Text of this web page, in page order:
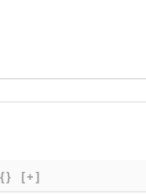
{} [+]